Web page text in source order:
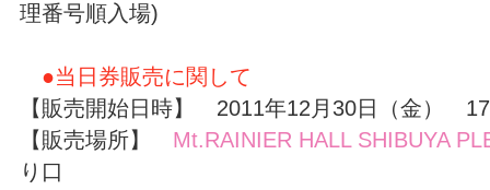
理番号順入場)
●当日券販売に関して
【販売開始日時】 2011年12月30日（金）
【販売場所】 Mt.RAINIER HALL SHIBUYA
り口